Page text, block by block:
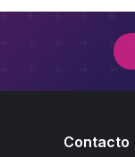
Contacto